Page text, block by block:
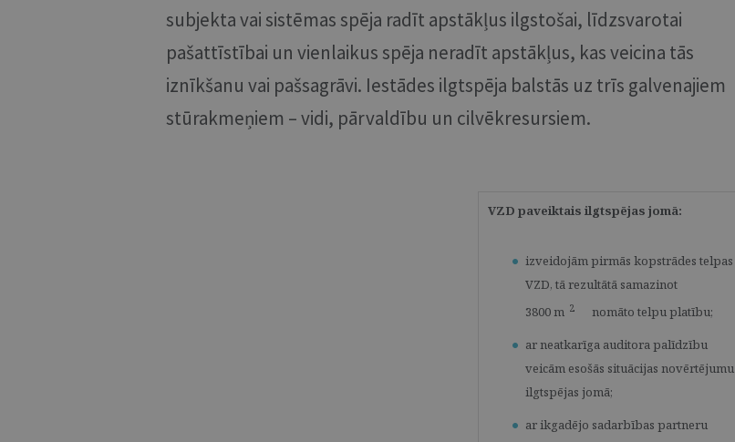
subjekta vai sistēmas spēja radīt apstākļus ilgstošai, līdzsvarotai
pašattīstībai un vienlaikus spēja neradīt apstākļus, kas veicina tās
iznīkšanu vai pašsagrāvi. Iestādes ilgtspēja balstās uz trīs galvenajiem
stūrakmeņiem – vidi, pārvaldību un cilvēkresursiem.
VZD paveiktais ilgtspējas jomā:
izveidojām pirmās kopstrādes telpas
VZD, tā rezultātā samazinot
3800 m 2
nomāto telpu platību;
ar neatkarīga auditora palīdzību
veicām esošās situācijas novērtējumu
ilgtspējas jomā;
ar ikgadējo sadarbības partneru